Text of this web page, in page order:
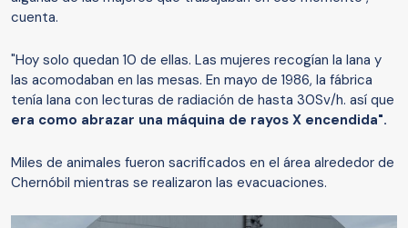
cuenta.
"Hoy solo quedan 10 de ellas. Las mujeres recogían la lana y
las acomodaban en las mesas. En mayo de 1986, la fábrica
tenía lana con lecturas de radiación de hasta 30Sv/h. así que
era como abrazar una máquina de rayos X encendida".
Miles de animales fueron sacrificados en el área alrededor de
Chernóbil mientras se realizaron las evacuaciones.